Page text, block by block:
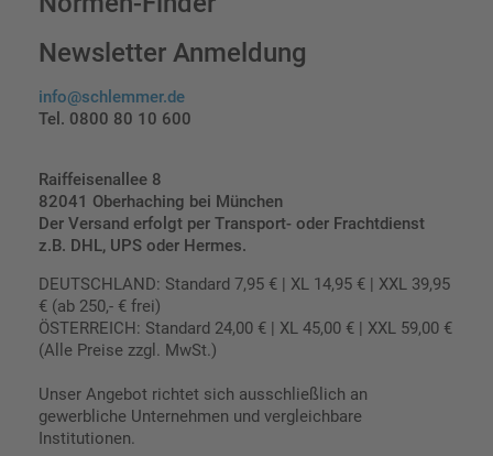
Newsletter Anmeldung
info@schlemmer.de
Tel. 0800 80 10 600
Raiffeisenallee 8
82041 Oberhaching bei München
Der Versand erfolgt per Transport- oder Frachtdienst
z.B. DHL, UPS oder Hermes.
DEUTSCHLAND: Standard 7,95 € | XL 14,95 € | XXL 39,95
€ (ab 250,- € frei)
ÖSTERREICH: Standard 24,00 € | XL 45,00 € | XXL 59,00 €
(Alle Preise zzgl. MwSt.)
Unser Angebot richtet sich ausschließlich an
gewerbliche Unternehmen und vergleichbare
Institutionen.